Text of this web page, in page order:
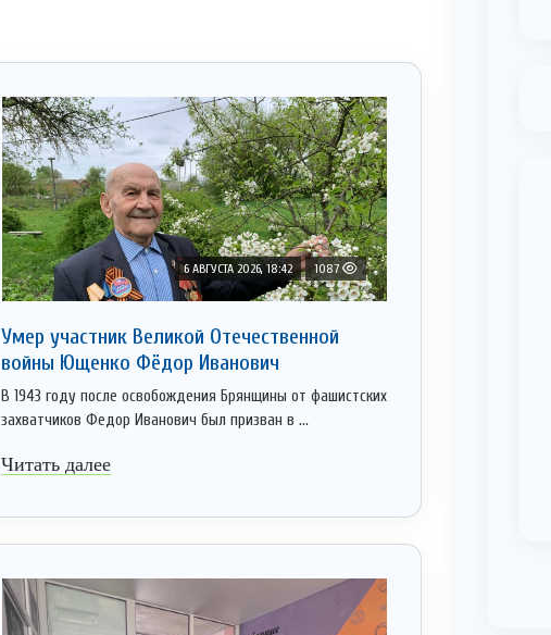
6 АВГУСТА 2026, 18:42 1087
Умер участник Великой Отечественной
войны Ющенко Фёдор Иванович
В 1943 году после освобождения Брянщины от фашистских
захватчиков Федор Иванович был призван в ...
Читать далее